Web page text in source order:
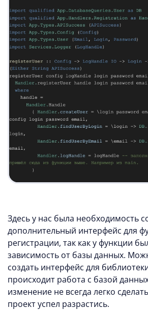
Здесь у нас была необходимость
дополнительный интерфейс для
регистрации, так как у функции
зависимость от базы данных.
создать интерфейс для
происходит работа с базой
изменение не всегда легко
проект успел разрастись.